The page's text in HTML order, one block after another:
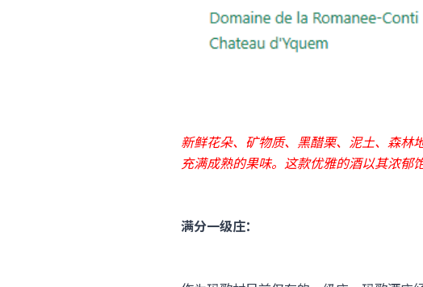
新鲜花朵、矿物质、黑醋栗、泥土、森林
充满成熟的果味。这款优雅的酒以其浓郁
满分一级庄：